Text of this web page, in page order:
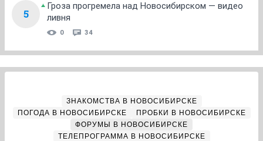
5
Гроза прогремела над Новосибирском — видео
ливня
0 34
ЗНАКОМСТВА В НОВОСИБИРСКЕ
ПОГОДА В НОВОСИБИРСКЕ
ПРОБКИ В НОВОСИБИРСКЕ
ФОРУМЫ В НОВОСИБИРСКЕ
ТЕЛЕПРОГРАММА В НОВОСИБИРСКЕ